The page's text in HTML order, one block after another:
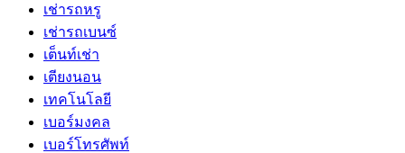
เช่ารถหรู
เช่ารถเบนซ์
เต็นท์เช่า
เตียงนอน
เทคโนโลยี
เบอร์มงคล
เบอร์โทรศัพท์